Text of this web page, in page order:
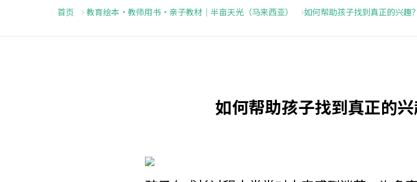
首页 教育绘本・教师用书・亲子教材｜半亩天光（马来西亚） 如何帮助孩子找到真正的兴趣
如何帮助孩子找到真正的